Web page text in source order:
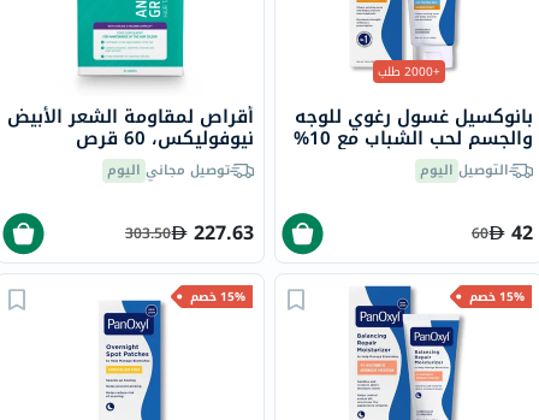
+2000 طلب
بانوكسيل غسول رغوي للوجه
والجسم لحب الشباب مع 10%
بيروكسيد البنزويل 156 جرام
التوصيل اليوم
42
60
أقراص لمقاومة الشعر الأبيض
نيوفوليكس، 60 قرص
توصيل مجاني اليوم
227.63
303.50
15% خصم 15% خصم